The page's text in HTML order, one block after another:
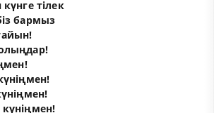
тілек
бармыз